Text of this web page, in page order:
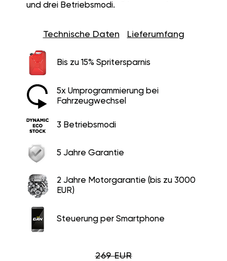
und drei Betriebsmodi.
Technische Daten Lieferumfang
Bis zu 15% Spritersparnis
5x Umprogrammierung bei
Fahrzeugwechsel
3 Betriebsmodi
5 Jahre Garantie
2 Jahre Motorgarantie (bis zu 3000
EUR)
Steuerung per Smartphone
269 EUR